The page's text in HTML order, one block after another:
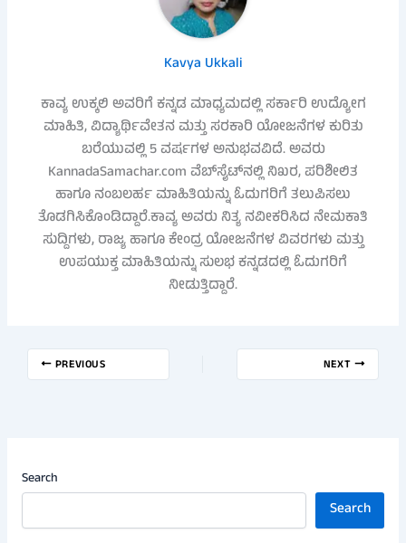
Kavya Ukkali
ಕಾವ್ಯ ಉಕ್ಕಲಿ ಅವರಿಗೆ ಕನ್ನಡ ಮಾಧ್ಯಮದಲ್ಲಿ ಸರ್ಕಾರಿ ಉದ್ಯೋಗ
ಮಾಹಿತಿ, ವಿದ್ಯಾರ್ಥಿವೇತನ ಮತ್ತು ಸರಕಾರಿ ಯೋಜನೆಗಳ ಕುರಿತು
ಬರೆಯುವಲ್ಲಿ 5 ವರ್ಷಗಳ ಅನುಭವವಿದೆ. ಅವರು
KannadaSamachar.com ವೆಬ್‌ಸೈಟ್‌ನಲ್ಲಿ ನಿಖರ, ಪರಿಶೀಲಿತ
ಹಾಗೂ ನಂಬಲರ್ಹ ಮಾಹಿತಿಯನ್ನು ಓದುಗರಿಗೆ ತಲುಪಿಸಲು
ತೊಡಗಿಸಿಕೊಂಡಿದ್ದಾರೆ.ಕಾವ್ಯ ಅವರು ನಿತ್ಯ ನವೀಕರಿಸಿದ ನೇಮಕಾತಿ
ಸುದ್ದಿಗಳು, ರಾಜ್ಯ ಹಾಗೂ ಕೇಂದ್ರ ಯೋಜನೆಗಳ ವಿವರಗಳು ಮತ್ತು
ಉಪಯುಕ್ತ ಮಾಹಿತಿಯನ್ನು ಸುಲಭ ಕನ್ನಡದಲ್ಲಿ ಓದುಗರಿಗೆ
ನೀಡುತ್ತಿದ್ದಾರೆ.
PREVIOUS NEXT
Search
Search